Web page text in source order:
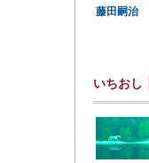
藤田嗣治
いちおし